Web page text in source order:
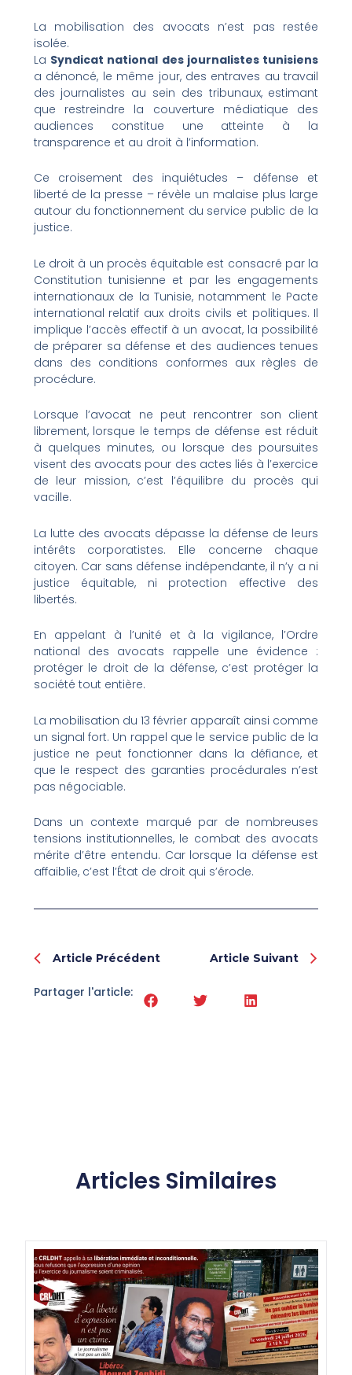
La mobilisation des avocats n’est pas restée
isolée.
La Syndicat national des journalistes tunisiens
a dénoncé, le même jour, des entraves au travail
des journalistes au sein des tribunaux, estimant
que restreindre la couverture médiatique des
audiences constitue une atteinte à la
transparence et au droit à l’information.
Ce croisement des inquiétudes – défense et
liberté de la presse – révèle un malaise plus large
autour du fonctionnement du service public de la
justice.
Le droit à un procès équitable est consacré par la
Constitution tunisienne et par les engagements
internationaux de la Tunisie, notamment le Pacte
international relatif aux droits civils et politiques. Il
implique l’accès effectif à un avocat, la possibilité
de préparer sa défense et des audiences tenues
dans des conditions conformes aux règles de
procédure.
Lorsque l’avocat ne peut rencontrer son client
librement, lorsque le temps de défense est réduit
à quelques minutes, ou lorsque des poursuites
visent des avocats pour des actes liés à l’exercice
de leur mission, c’est l’équilibre du procès qui
vacille.
La lutte des avocats dépasse la défense de leurs
intérêts corporatistes. Elle concerne chaque
citoyen. Car sans défense indépendante, il n’y a ni
justice équitable, ni protection effective des
libertés.
En appelant à l’unité et à la vigilance, l’Ordre
national des avocats rappelle une évidence :
protéger le droit de la défense, c’est protéger la
société tout entière.
La mobilisation du 13 février apparaît ainsi comme
un signal fort. Un rappel que le service public de la
justice ne peut fonctionner dans la défiance, et
que le respect des garanties procédurales n’est
pas négociable.
Dans un contexte marqué par de nombreuses
tensions institutionnelles, le combat des avocats
mérite d’être entendu. Car lorsque la défense est
affaiblie, c’est l’État de droit qui s’érode.
Prev
Article Précédent Article Suivant
Partager l'article:
Articles Similaires